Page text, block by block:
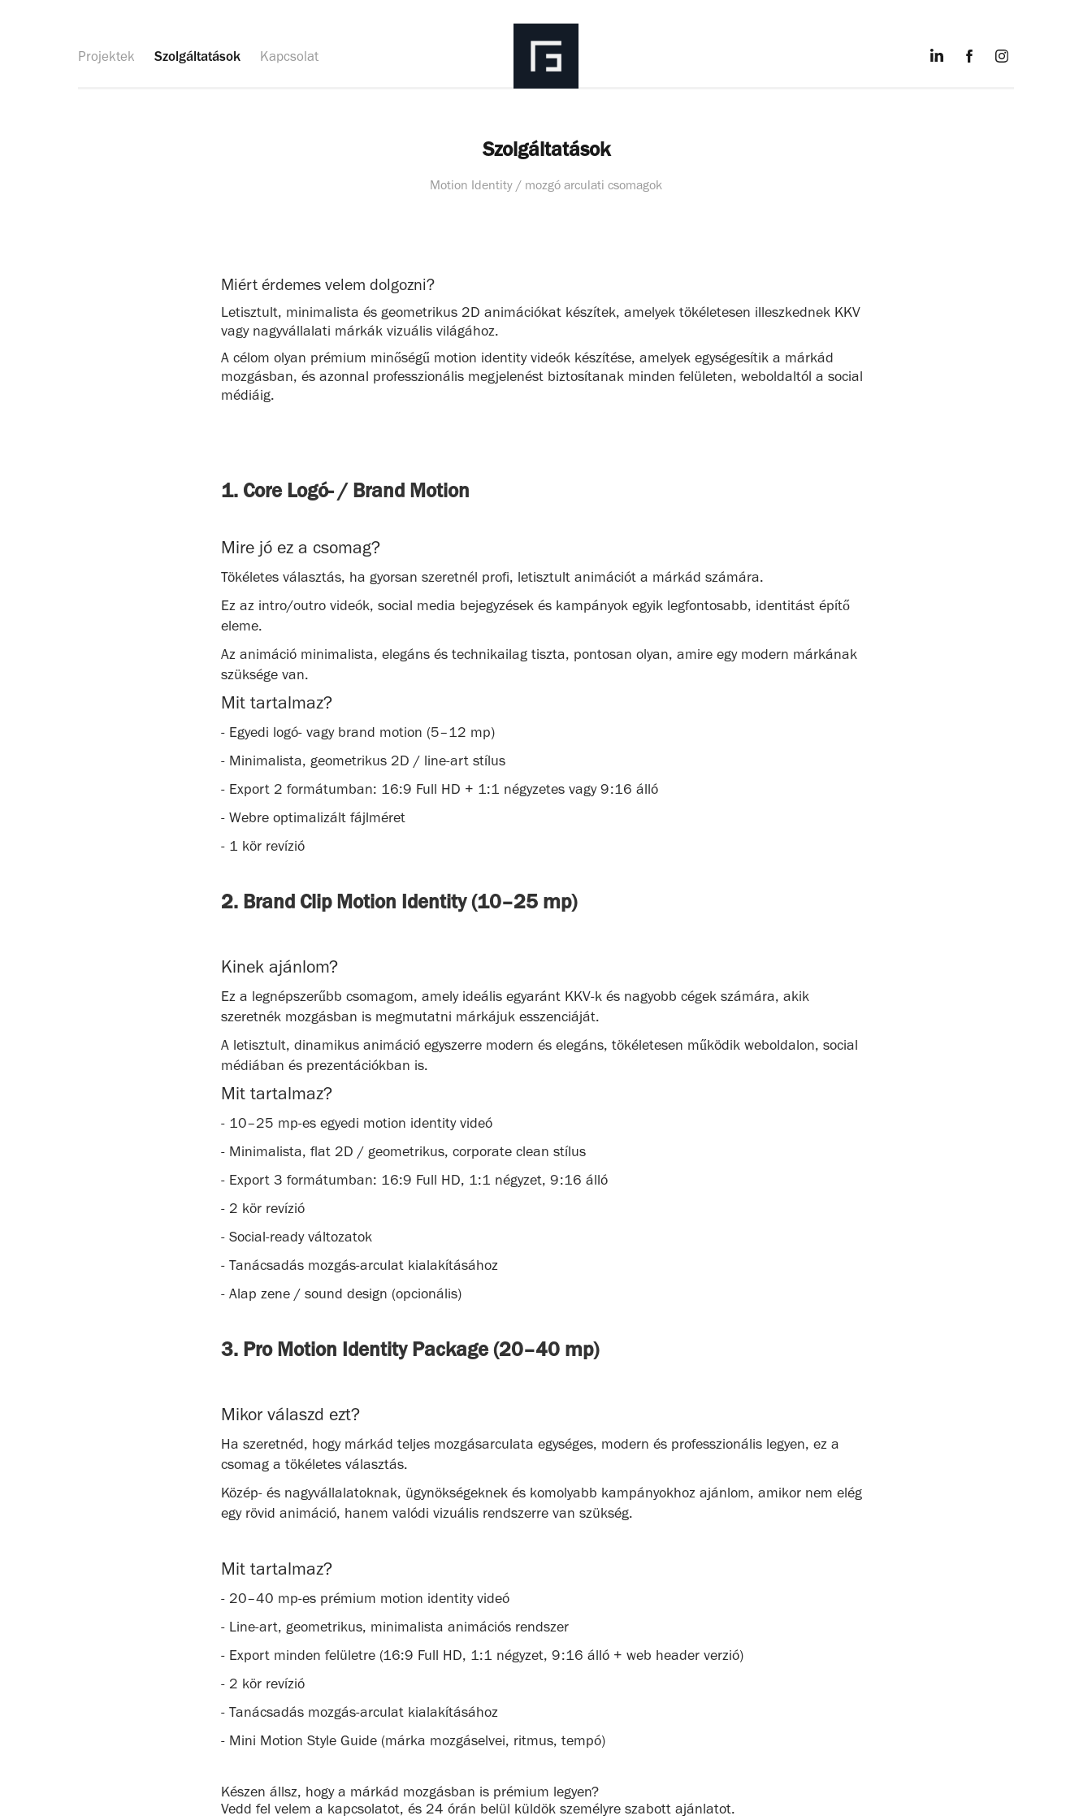
Projektek Szolgáltatások Kapcsolat
Szolgáltatások
Motion Identity / mozgó arculati csomagok
Miért érdemes velem dolgozni?
Letisztult, minimalista és geometrikus 2D animációkat készítek, amelyek tökéletesen illeszkednek KKV
vagy nagyvállalati márkák vizuális világához.
A célom olyan prémium minőségű motion identity videók készítése, amelyek egységesítik a márkád
mozgásban, és azonnal professzionális megjelenést biztosítanak minden felületen, weboldaltól a social
médiáig.
1. Core Logó- / Brand Motion
Mire jó ez a csomag?
Tökéletes választás, ha gyorsan szeretnél profi, letisztult animációt a márkád számára.
Ez az intro/outro videók, social media bejegyzések és kampányok egyik legfontosabb, identitást építő
eleme.
Az animáció minimalista, elegáns és technikailag tiszta, pontosan olyan, amire egy modern márkának
szüksége van.
Mit tartalmaz?
- Egyedi logó- vagy brand motion (5–12 mp)
- Minimalista, geometrikus 2D / line-art stílus
- Export 2 formátumban: 16:9 Full HD + 1:1 négyzetes vagy 9:16 álló
- Webre optimalizált fájlméret
- 1 kör revízió
2. Brand Clip Motion Identity (10–25 mp)
Kinek ajánlom?
Ez a legnépszerűbb csomagom, amely ideális egyaránt KKV-k és nagyobb cégek számára, akik
szeretnék mozgásban is megmutatni márkájuk esszenciáját.
A letisztult, dinamikus animáció egyszerre modern és elegáns, tökéletesen működik weboldalon, social
médiában és prezentációkban is.
Mit tartalmaz?
- 10–25 mp-es egyedi motion identity videó
- Minimalista, flat 2D / geometrikus, corporate clean stílus
- Export 3 formátumban: 16:9 Full HD, 1:1 négyzet, 9:16 álló
- 2 kör revízió
- Social-ready változatok
- Tanácsadás mozgás-arculat kialakításához
- Alap zene / sound design (opcionális)
3. Pro Motion Identity Package (20–40 mp)
Mikor válaszd ezt?
Ha szeretnéd, hogy márkád teljes mozgásarculata egységes, modern és professzionális legyen, ez a
csomag a tökéletes választás.
Közép- és nagyvállalatoknak, ügynökségeknek és komolyabb kampányokhoz ajánlom, amikor nem elég
egy rövid animáció, hanem valódi vizuális rendszerre van szükség.
Mit tartalmaz?
- 20–40 mp-es prémium motion identity videó
- Line-art, geometrikus, minimalista animációs rendszer
- Export minden felületre (16:9 Full HD, 1:1 négyzet, 9:16 álló + web header verzió)
- 2 kör revízió
- Tanácsadás mozgás-arculat kialakításához
- Mini Motion Style Guide (márka mozgáselvei, ritmus, tempó)
Készen állsz, hogy a márkád mozgásban is prémium legyen?
Vedd fel velem a kapcsolatot, és 24 órán belül küldök személyre szabott ajánlatot.